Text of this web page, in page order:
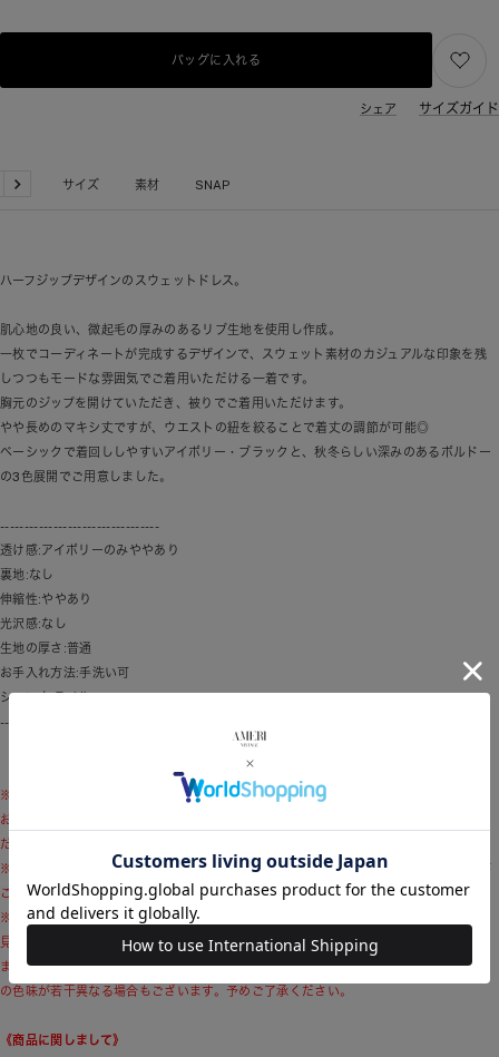
細 サイズ 素材 SNAP
次
ハーフジップデザインのスウェットドレス。
肌心地の良い、微起毛の厚みのあるリブ生地を使用し作成。
一枚でコーディネートが完成するデザインで、スウェット素材のカジュアルな印象を残
しつつもモードな雰囲気でご着用いただける一着です。
胸元のジップを開けていただき、被りでご着用いただけます。
やや長めのマキシ丈ですが、ウエストの紐を絞ることで着丈の調節が可能◎
ベーシックで着回ししやすいアイボリー・ブラックと、秋冬らしい深みのあるボルドー
の3色展開でご用意しました。
---------------------------------
透け感:アイボリーのみややあり
裏地:なし
伸縮性:ややあり
光沢感:なし
生地の厚さ:普通
お手入れ方法:手洗い可
シーン:トラベル
---------------------------------
※ブランドロゴのリニューアル移行期間に伴い、モデル着用商品および商品単体画像と
お届け予定の商品とで付属品のロゴデザインが異なる場合がございます。予めご了承く
ださい。
※商品画像はサンプルのため、色味やサイズ、素材の混率等の仕様に変更がある場合が
ございますので、予めご了承ください。
※モデル着用写真につきましては、光や照明の加減により、実際よりも色味が異なって
見える場合がございます。商品の色味は、商品単品の画像をご参考ください。
また、使用しているパソコンのモニターやスマートフォン等の設定により、現物と画像
の色味が若干異なる場合もございます。予めご了承ください。
《商品に関しまして》
バッグに入れる
シェア サイズガイド